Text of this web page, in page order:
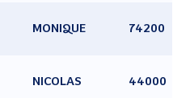
MONIQUE 74200
NICOLAS 44000